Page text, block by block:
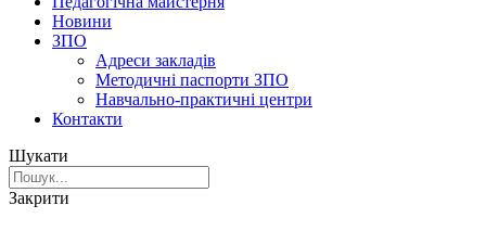
Новини
ЗПО
Адреси закладів
Методичні паспорти ЗПО
Навчально-практичні центри
Контакти
Шукати
Закрити